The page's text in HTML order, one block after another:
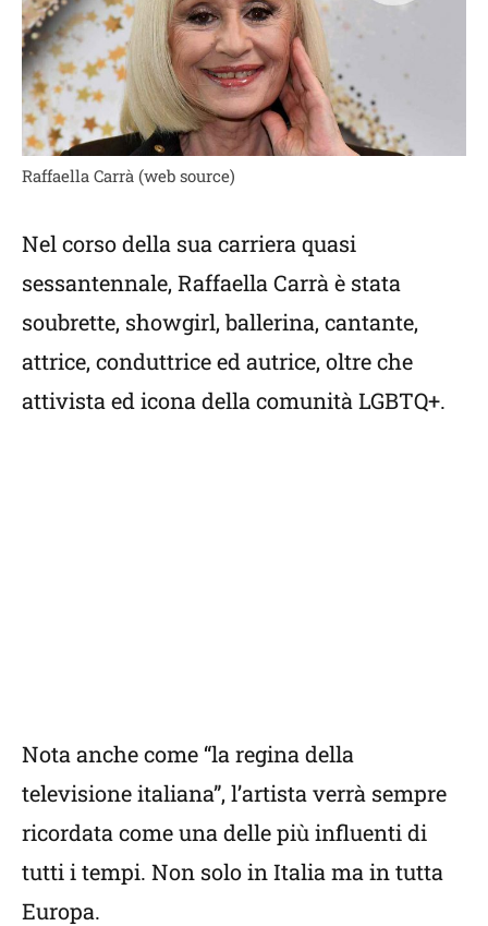
Raffaella Carrà (web source)
Nel corso della sua carriera quasi
sessantennale, Raffaella Carrà è stata
soubrette, showgirl, ballerina, cantante,
attrice, conduttrice ed autrice, oltre che
attivista ed icona della comunità LGBTQ+.
Nota anche come “la regina della
televisione italiana”, l’artista verrà sempre
ricordata come una delle più influenti di
tutti i tempi. Non solo in Italia ma in tutta
Europa.